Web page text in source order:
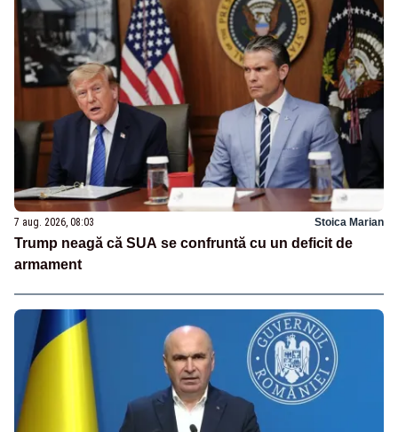
7 aug. 2026, 08:03 Stoica Marian
Trump neagă că SUA se confruntă cu un deficit de
armament